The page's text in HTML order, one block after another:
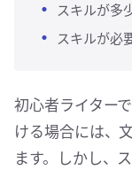
スキルが多
スキルが必
初心者ライター
ける場合には、
ます。しかし、